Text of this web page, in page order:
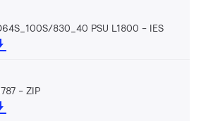
830_40 PSU L1800 IES
ZIP